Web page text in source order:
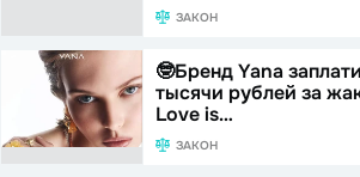
ЗАКОН
🤓Бренд Yana
тысячи рублей за
Love is…
ЗАКОН